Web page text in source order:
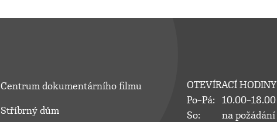
Centrum dokumentárního filmu
Stříbrný dům
OTEVÍRACÍ HODINY
Po–Pá:
10.00–18.00
So:
na požádání